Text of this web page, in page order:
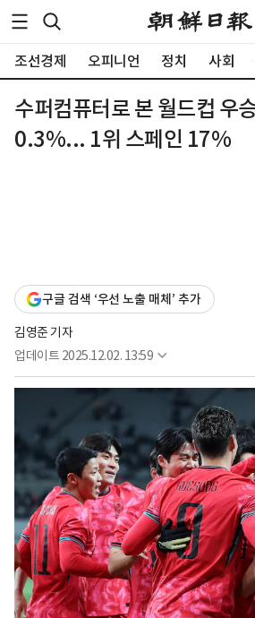
조선경제 오피니언 정치 사회
수퍼컴퓨터로 본 월드컵 우
0.3%... 1위 스페인 17%
구글 검색 ‘우선 노출 매체’ 추가
김영준 기자
업데이트 2025.12.02. 13:59